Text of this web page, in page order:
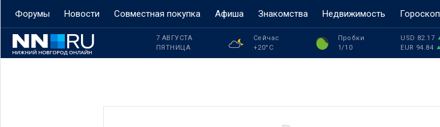
Форумы Новости Совместная покупка Афиша Знакомства Недвижимость Гороскоп
7 АВГУСТА
ПЯТНИЦА
Сейчас
+20°C
Пробки
1/10
USD 82.17
EUR 94.84